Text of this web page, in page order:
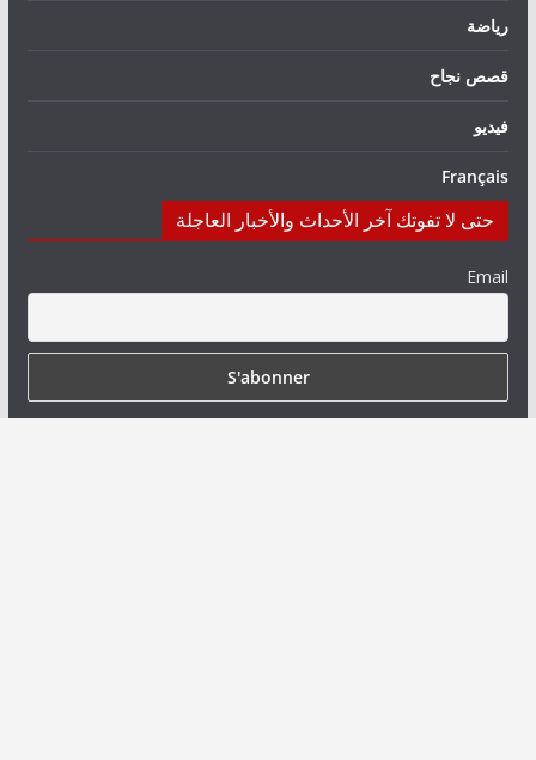
رياضة
قصص نجاح
فيديو
Français
حتى لا تفوتك آخر الأحداث والأخبار العاجلة
Email